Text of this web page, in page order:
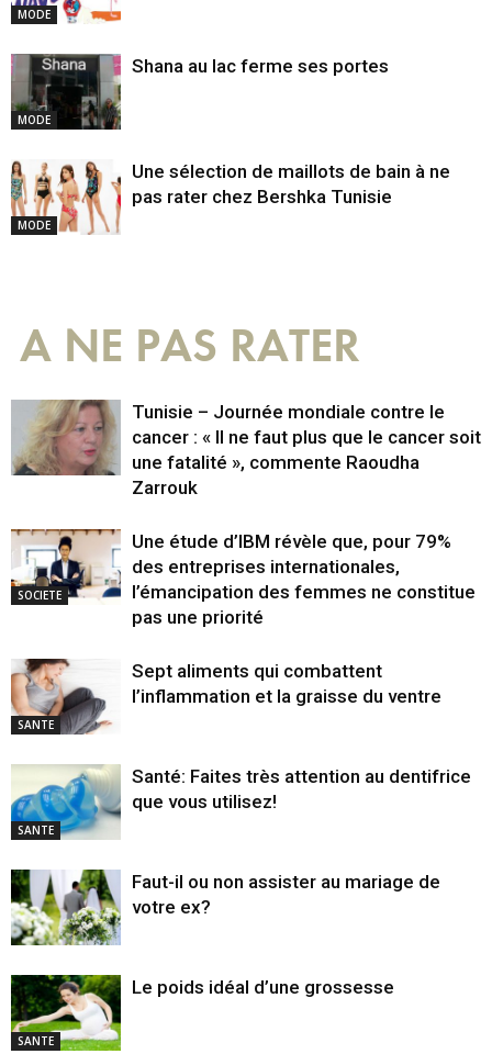
MODE
MODE
Shana au lac ferme ses portes
MODE
Une sélection de maillots de bain à ne
pas rater chez Bershka Tunisie
A NE PAS RATER
Tunisie – Journée mondiale contre le
cancer : « Il ne faut plus que le cancer soit
une fatalité », commente Raoudha
Zarrouk
SOCIETE
Une étude d’IBM révèle que, pour 79%
des entreprises internationales,
l’émancipation des femmes ne constitue
pas une priorité
SANTE
Sept aliments qui combattent
l’inflammation et la graisse du ventre
SANTE
Santé: Faites très attention au dentifrice
que vous utilisez!
Faut-il ou non assister au mariage de
votre ex?
SANTE
Le poids idéal d’une grossesse